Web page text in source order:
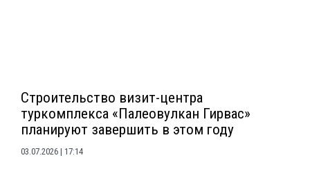
Строительство визит-центра
туркомплекса «Палеовулкан Гирвас»
планируют завершить в этом году
03.07.2026 17:14